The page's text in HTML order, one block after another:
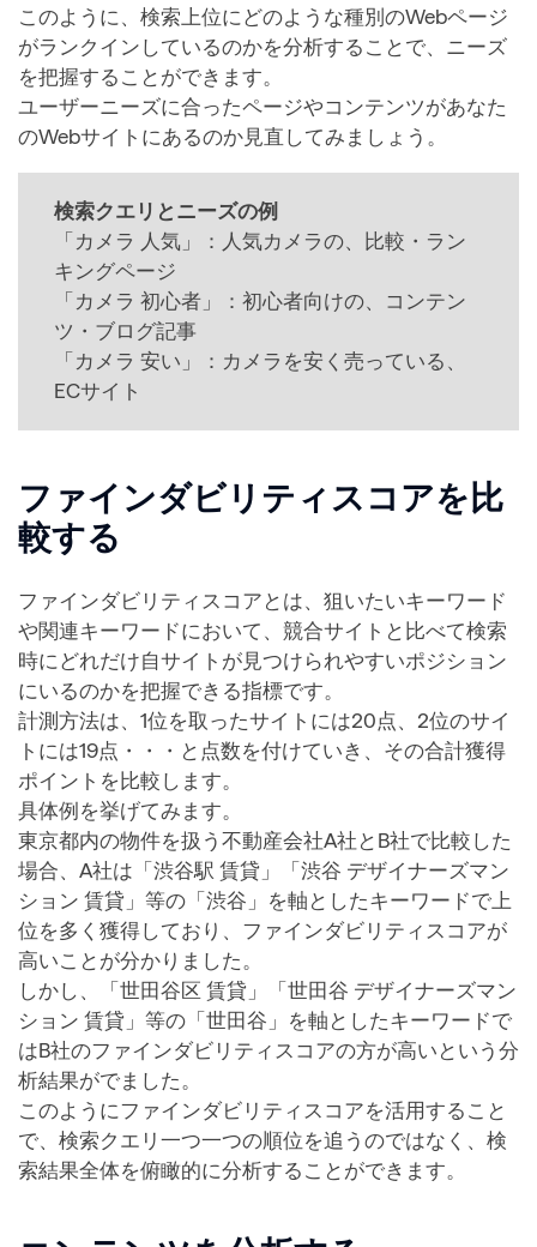
このように、検索上位にどのような種別のWebページ
がランクインしているのかを分析することで、ニーズ
を把握することができます。
ユーザーニーズに合ったページやコンテンツがあなた
のWebサイトにあるのか見直してみましょう。
検索クエリとニーズの例
「カメラ 人気」：人気カメラの、比較・ラン
キングページ
「カメラ 初心者」：初心者向けの、コンテン
ツ・ブログ記事
「カメラ 安い」：カメラを安く売っている、
ECサイト
ファインダビリティスコアを比
較する
ファインダビリティスコアとは、狙いたいキーワード
や関連キーワードにおいて、競合サイトと比べて検索
時にどれだけ自サイトが見つけられやすいポジション
にいるのかを把握できる指標です。
計測方法は、1位を取ったサイトには20点、2位のサイ
トには19点・・・と点数を付けていき、その合計獲得
ポイントを比較します。
具体例を挙げてみます。
東京都内の物件を扱う不動産会社A社とB社で比較した
場合、A社は「渋谷駅 賃貸」「渋谷 デザイナーズマン
ション 賃貸」等の「渋谷」を軸としたキーワードで上
位を多く獲得しており、ファインダビリティスコアが
高いことが分かりました。
しかし、「世田谷区 賃貸」「世田谷 デザイナーズマン
ション 賃貸」等の「世田谷」を軸としたキーワードで
はB社のファインダビリティスコアの方が高いという分
析結果がでました。
このようにファインダビリティスコアを活用すること
で、検索クエリ一つ一つの順位を追うのではなく、検
索結果全体を俯瞰的に分析することができます。